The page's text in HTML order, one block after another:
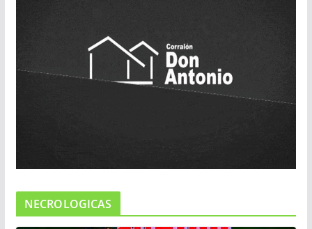
NECROLOGICAS